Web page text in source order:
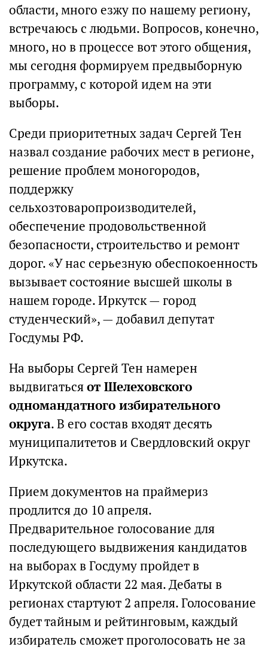
области, много езжу по нашему региону,
встречаюсь с людьми. Вопросов, конечно,
много, но в процессе вот этого общения,
мы сегодня формируем предвыборную
программу, с которой идем на эти
выборы.
Среди приоритетных задач Сергей Тен
назвал создание рабочих мест в регионе,
решение проблем моногородов,
поддержку
сельхозтоваропроизводителей,
обеспечение продовольственной
безопасности, строительство и ремонт
дорог. «У нас серьезную обеспокоенность
вызывает состояние высшей школы в
нашем городе. Иркутск — город
студенческий», — добавил депутат
Госдумы РФ.
На выборы Сергей Тен намерен
выдвигатьсяот Шелеховского
одномандатного избирательного
округа. В его состав входят десять
муниципалитетов и Свердловский округ
Иркутска.
Прием документов на праймериз
продлится до 10 апреля.
Предварительное голосование для
последующего выдвижения кандидатов
на выборах в Госдуму пройдет в
Иркутской области 22 мая. Дебаты в
регионах стартуют 2 апреля. Голосование
будет тайным и рейтинговым, каждый
избиратель сможет проголосовать не за